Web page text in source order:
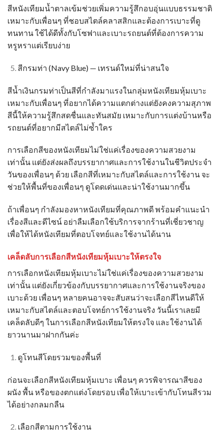
สีหนังเทียมน้ำตาลเข้มช่วยเพิ่มความรู้สึกอบอุ่นแบบธรรมชาติ
เหมาะกับเพื่อนๆ ที่ชอบสไตล์คลาสสิกและต้องการเบาะที่ดู
ทนทาน ใช้ได้ดีทั้งกับโซฟาและเบาะรถยนต์ที่ต้องการความ
หรูหราแต่เรียบง่าย
สีกรมท่า (Navy Blue) — เทรนด์ใหม่ที่น่าสนใจ
สีน้ำเงินกรมท่าเป็นสีที่กำลังมาแรงในกลุ่มหนังเทียมหุ้มเบาะ
เหมาะกับเพื่อนๆ ที่อยากได้ความแตกต่างแต่ยังคงความสุภาพ
สีนี้ให้ความรู้สึกสดชื่นและทันสมัย เหมาะกับการแต่งบ้านหรือ
รถยนต์ที่อยากมีสไตล์ไม่ซ้ำใคร
การเลือกสีของหนังเทียมไม่ใช่แค่เรื่องของความสวยงาม
เท่านั้น แต่ยังส่งผลถึงบรรยากาศและการใช้งานในชีวิตประจำ
วันของเพื่อนๆ ด้วย เลือกสีที่เหมาะกับสไตล์และการใช้งาน จะ
ช่วยให้พื้นที่ของเพื่อนๆ ดูโดดเด่นและน่าใช้งานมากขึ้น
ถ้าเพื่อนๆ กำลังมองหาหนังเทียมที่คุณภาพดี พร้อมคำแนะนำ
เรื่องสีและดีไซน์ อย่าลืมเลือกใช้บริการจากร้านที่เชี่ยวชาญ
เพื่อให้ได้หนังเทียมที่ตอบโจทย์และใช้งานได้นาน
เคล็ดลับการเลือกสีหนังเทียมหุ้มเบาะให้ตรงใจ
การเลือกหนังเทียมหุ้มเบาะไม่ใช่แค่เรื่องของความสวยงาม
เท่านั้น แต่ยังเกี่ยวข้องกับบรรยากาศและการใช้งานจริงของ
เบาะด้วย เพื่อนๆ หลายคนอาจจะสับสนว่าจะเลือกสีไหนดีให้
เหมาะกับสไตล์และตอบโจทย์การใช้งานจริง วันนี้เราเลยมี
เคล็ดลับดีๆ ในการเลือกสีหนังเทียมให้ตรงใจ และใช้งานได้
ยาวนานมาฝากกันค่ะ
ดูโทนสีโดยรวมของพื้นที่
ก่อนจะเลือกสีหนังเทียมหุ้มเบาะ เพื่อนๆ ควรพิจารณาสีของ
ผนัง พื้น หรือของตกแต่งโดยรอบ เพื่อให้เบาะเข้ากับโทนสีรวม
ได้อย่างกลมกลืน
เลือกสีตามการใช้งาน